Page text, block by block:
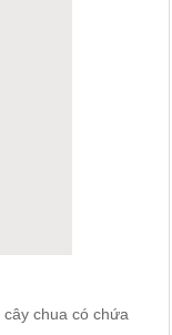
chua có chứa